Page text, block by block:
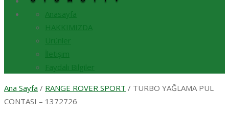
Anasayfa
HAKKIMIZDA
Ürünler
İletişim
Faydalı Bilgiler
Ana Sayfa / RANGE ROVER SPORT / TURBO YAĞLAMA PUL
CONTASI – 1372726